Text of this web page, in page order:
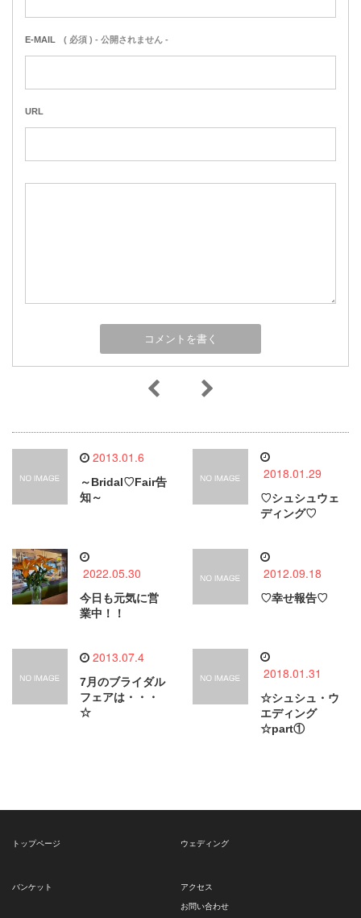
E-MAIL ( 必須 ) - 公開されません -
URL
2013.01.6
～Bridal♡Fair告
知～
2018.01.29
♡シュシュウェ
ディング♡
2022.05.30
今日も元気に営
業中！！
2012.09.18
♡幸せ報告♡
2013.07.4
7月のブライダル
フェアは・・・
☆
2018.01.31
☆シュシュ・ウ
エディング
☆part①
トップページ ウェディング
バンケット アクセス
お問い合わせ